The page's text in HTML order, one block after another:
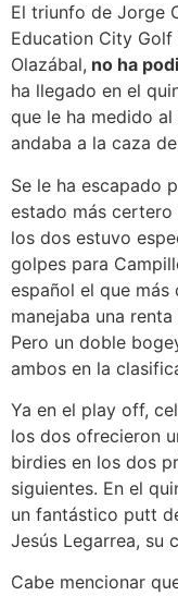
El triunfo de Jorge
Education City
Olazábal, no ha
ha llegado en el
que le ha medido
andaba a la caza
Se le ha escapado
estado más certero
los dos estuvo
golpes para
español el que
manejaba una
Pero un doble
ambos en la
Ya en el play off,
los dos ofrecieron
birdies en los dos
siguientes. En el
un fantástico putt
Jesús Legarrea, su
Cabe mencionar